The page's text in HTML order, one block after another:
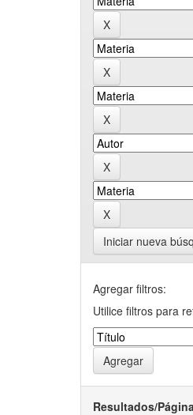
Iniciar nueva
Agregar filtros:
Utilice filtros para
Resultados/Página